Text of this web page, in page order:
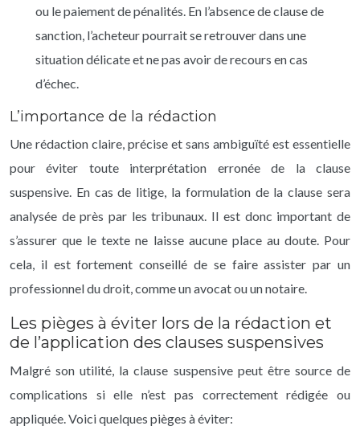
ou le paiement de pénalités. En l’absence de clause de
sanction, l’acheteur pourrait se retrouver dans une
situation délicate et ne pas avoir de recours en cas
d’échec.
L’importance de la rédaction
Une rédaction claire, précise et sans ambiguïté est essentielle
pour éviter toute interprétation erronée de la clause
suspensive. En cas de litige, la formulation de la clause sera
analysée de près par les tribunaux. Il est donc important de
s’assurer que le texte ne laisse aucune place au doute. Pour
cela, il est fortement conseillé de se faire assister par un
professionnel du droit, comme un avocat ou un notaire.
Les pièges à éviter lors de la rédaction et
de l’application des clauses suspensives
Malgré son utilité, la clause suspensive peut être source de
complications si elle n’est pas correctement rédigée ou
appliquée. Voici quelques pièges à éviter: